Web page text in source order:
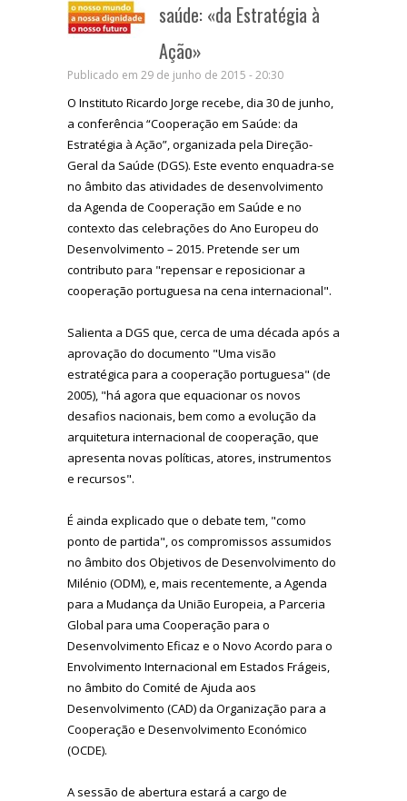
saúde: «da Estratégia à
Ação»
Publicado em 29 de junho de 2015 - 20:30
O Instituto Ricardo Jorge recebe, dia 30 de junho,
a conferência “Cooperação em Saúde: da
Estratégia à Ação”, organizada pela Direção-
Geral da Saúde (DGS). Este evento enquadra-se
no âmbito das atividades de desenvolvimento
da Agenda de Cooperação em Saúde e no
contexto das celebrações do Ano Europeu do
Desenvolvimento – 2015. Pretende ser um
contributo para "repensar e reposicionar a
cooperação portuguesa na cena internacional".
Salienta a DGS que, cerca de uma década após a
aprovação do documento "Uma visão
estratégica para a cooperação portuguesa" (de
2005), "há agora que equacionar os novos
desafios nacionais, bem como a evolução da
arquitetura internacional de cooperação, que
apresenta novas políticas, atores, instrumentos
e recursos".
É ainda explicado que o debate tem, "como
ponto de partida", os compromissos assumidos
no âmbito dos Objetivos de Desenvolvimento do
Milénio (ODM), e, mais recentemente, a Agenda
para a Mudança da União Europeia, a Parceria
Global para uma Cooperação para o
Desenvolvimento Eficaz e o Novo Acordo para o
Envolvimento Internacional em Estados Frágeis,
no âmbito do Comité de Ajuda aos
Desenvolvimento (CAD) da Organização para a
Cooperação e Desenvolvimento Económico
(OCDE).
A sessão de abertura estará a cargo de